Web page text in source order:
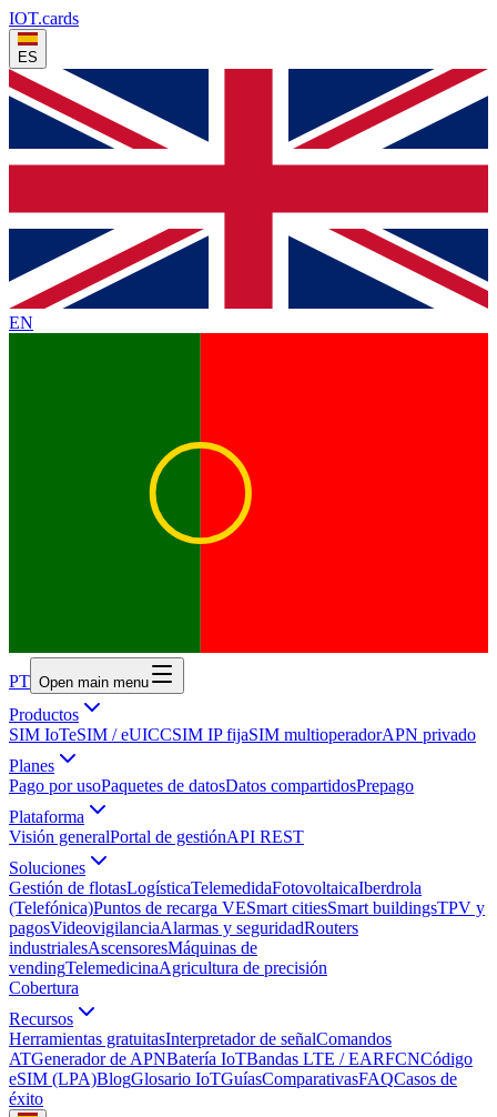
IOT.cards
ES
EN
PT Open main menu
Productos
SIM IoTeSIM / eUICCSIM IP fijaSIM multioperadorAPN privado
Planes
Pago por usoPaquetes de datosDatos compartidosPrepago
Plataforma
Visión generalPortal de gestiónAPI REST
Soluciones
Gestión de flotasLogísticaTelemedidaFotovoltaicaIberdrola
(Telefónica)Puntos de recarga VESmart citiesSmart buildingsTPV y
pagosVideovigilanciaAlarmas y seguridadRouters
industrialesAscensoresMáquinas de
vendingTelemedicinaAgricultura de precisión
Cobertura
Recursos
Herramientas gratuitasInterpretador de señalComandos
ATGenerador de APNBatería IoTBandas LTE / EARFCNCódigo
eSIM (LPA)BlogGlosario IoTGuíasComparativasFAQCasos de
éxito